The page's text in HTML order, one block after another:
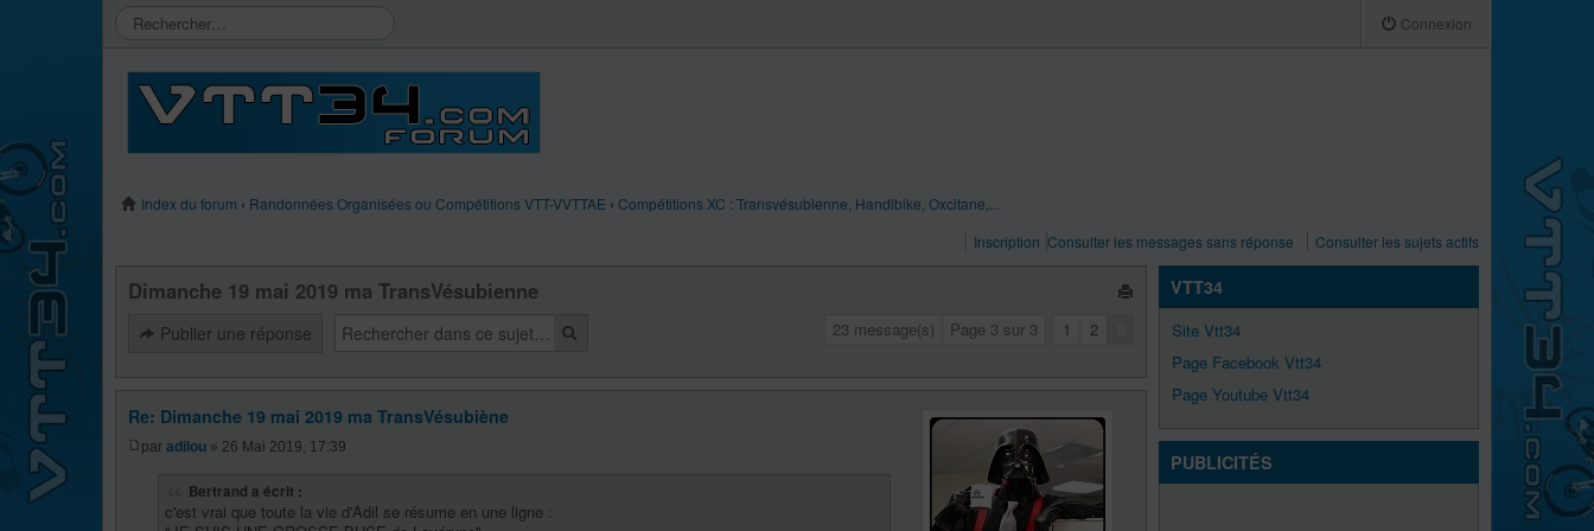
Connexion
Index du forum ‹ Randonnées Organisées ou Compétitions VTT-VVTTAE ‹ Compétitions XC : Transvésubienne, Handibike, Oxcitane,...
Inscription Consulter les messages sans réponse Consulter les sujets actifs
Dimanche 19 mai 2019 ma TransVésubienne
Publier une réponse 23 message(s) Page 3 sur 3 1 2
Re: Dimanche 19 mai 2019 ma TransVésubiène
par adilou » 26 Mai 2019, 17:39
Bertrand a écrit :
c'est vrai que toute la vie d'Adil se résume en une ligne :
VTT34
Site Vtt34
Page Facebook Vtt34
Page Youtube Vtt34
PUBLICITÉS